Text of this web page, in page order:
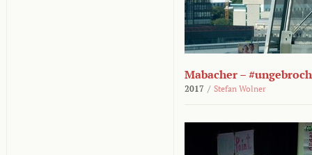
Mabacher –
2017 / Stefan Wolner